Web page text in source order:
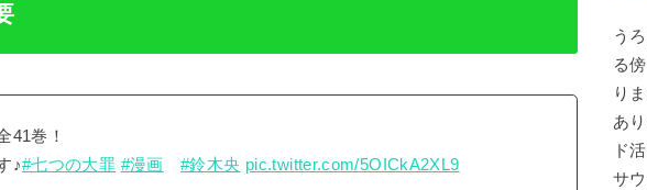
41巻！
♪#七つの大罪 #漫画 #鈴木央 pic.twitter.com/5OICkA2XL9
う
る
り
あ
ド
サ